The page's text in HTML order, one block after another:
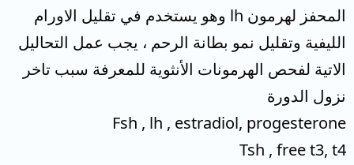
المحفز لهرمون lh وهو يستخدم في تقليل الاورام
الليفية وتقليل نمو بطانة الرحم ، يجب عمل التحاليل
الاتية لفحص الهرمونات الأنثوية للمعرفة سبب تاخر
نزول الدورة
Fsh , lh , estradiol, progesterone
Tsh , free t3, t4